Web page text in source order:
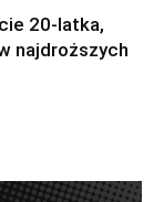
20-latka,
najdroższych